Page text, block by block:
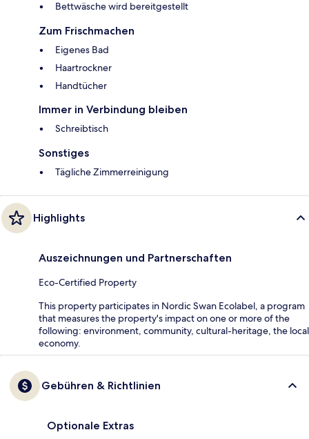
Bettwäsche wird bereitgestellt
Zum Frischmachen
Eigenes Bad
Haartrockner
Handtücher
Immer in Verbindung bleiben
Schreibtisch
Sonstiges
Tägliche Zimmerreinigung
Highlights
Auszeichnungen und Partnerschaften
Eco-Certified Property
This property participates in Nordic Swan Ecolabel, a program
that measures the property's impact on one or more of the
following: environment, community, cultural-heritage, the local
economy.
Gebühren & Richtlinien
Optionale Extras